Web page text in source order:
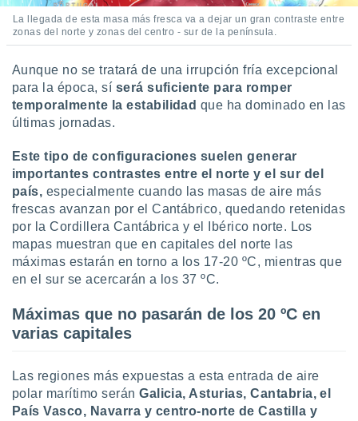
utilizar
crear un
uso de
medir el
de la
el
del
a través
de
de
de
uso de
e
La llegada de esta masa más fresca va a dejar un gran contraste entre
zonas del norte y zonas del centro - sur de la península.
Aunque no se tratará de una irrupción fría excepcional
para la época, sí será suficiente para romper
temporalmente la estabilidad que ha dominado en las
últimas jornadas.
Este tipo de configuraciones suelen generar
importantes contrastes entre el norte y el sur del
país, especialmente cuando las masas de aire más
frescas avanzan por el Cantábrico, quedando retenidas
por la Cordillera Cantábrica y el Ibérico norte. Los
mapas muestran que en capitales del norte las
máximas estarán en torno a los 17-20 ºC, mientras que
en el sur se acercarán a los 37 ºC.
Máximas que no pasarán de los 20 ºC en
varias capitales
Las regiones más expuestas a esta entrada de aire
polar marítimo seránGalicia, Asturias, Cantabria, el
País Vasco, Navarra y centro-norte de Castilla y